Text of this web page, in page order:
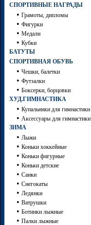
СПОРТИВНЫЕ НАГРАДЫ
• Грамоты, дипломы
• Фигурки
• Медали
• Кубки
БАТУТЫ
СПОРТИВНАЯ ОБУВЬ
• Чешки, балетки
• Футзалки
• Боксерки, борцовки
ХУД.ГИМНАСТИКА
• Купальники для гимнастики
• Аксессуары для гимнастики
ЗИМА
• Лыжи
• Коньки хоккейные
• Коньки фигурные
• Коньки детские
• Санки
• Снегокаты
• Ледянки
• Ватрушки
• Ботинки лыжные
• Палки лыжные